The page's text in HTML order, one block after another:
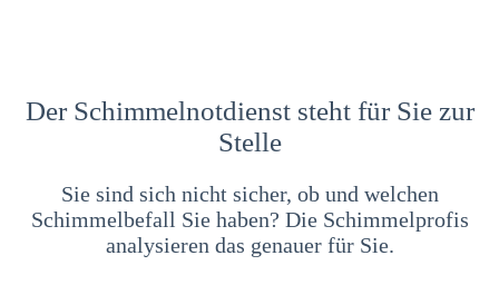
Der Schimmelnotdienst steht für Sie zur
Stelle
Sie sind sich nicht sicher, ob und welchen
Schimmelbefall Sie haben? Die Schimmelprofis
analysieren das genauer für Sie.